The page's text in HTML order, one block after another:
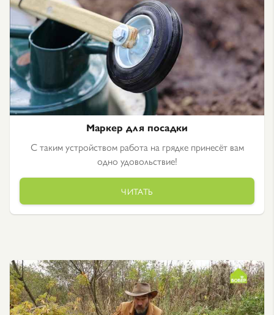
Маркер для посадки
С таким устройством работа на грядке принесёт вам
одно удовольствие!
ЧИТАТЬ